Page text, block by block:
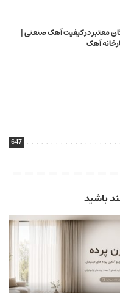
معتبر در کیفیت آهک صنعتی |
آهک
647
باشید